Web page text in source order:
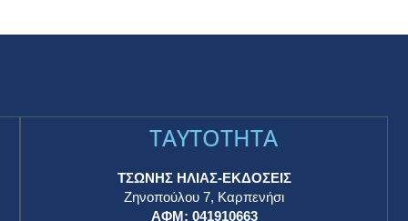
TAYTOTHTA
ΤΣΩΝΗΣ ΗΛΙΑΣ-ΕΚΔΟΣΕΙΣ
Ζηνοπούλου 7, Καρπενήσι
ΑΦΜ: 041910663